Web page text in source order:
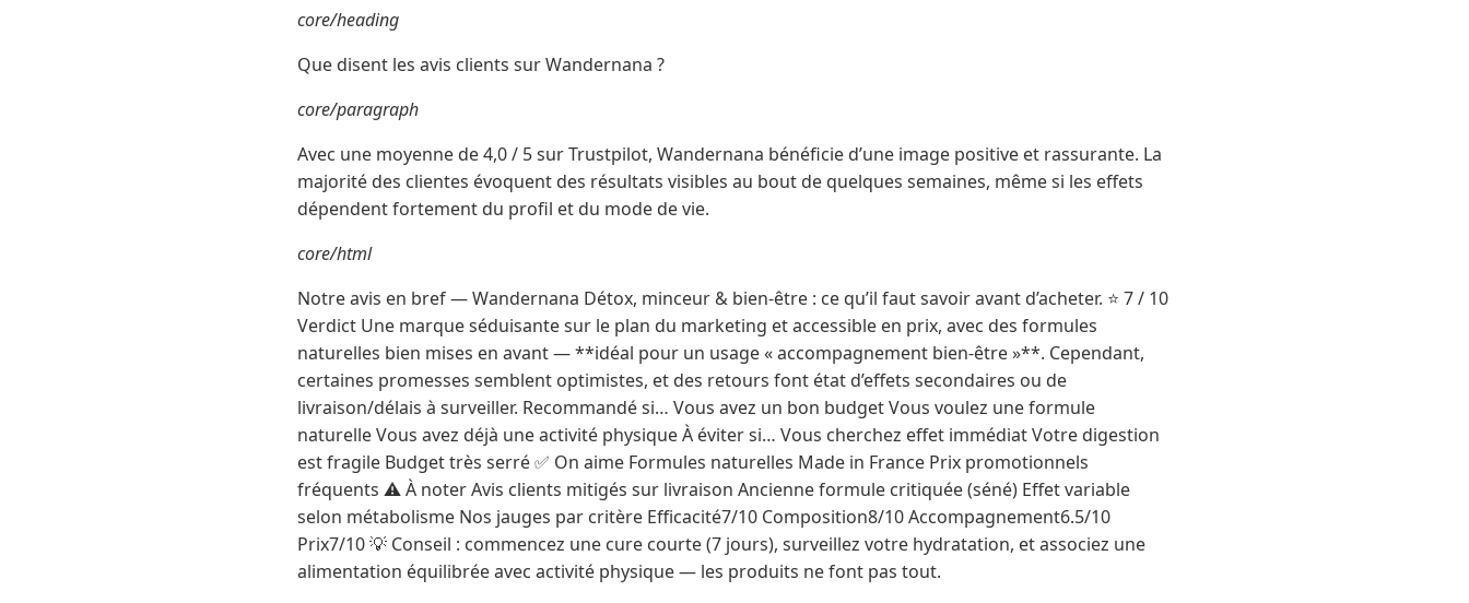
core/heading
Que disent les avis clients sur Wandernana ?
core/paragraph
Avec une moyenne de 4,0 / 5 sur Trustpilot, Wandernana bénéficie d’une image positive et rassurante. La
majorité des clientes évoquent des résultats visibles au bout de quelques semaines, même si les effets
dépendent fortement du profil et du mode de vie.
core/html
Notre avis en bref — Wandernana Détox, minceur & bien-être : ce qu’il faut savoir avant d’acheter. ⭐ 7 / 10
Verdict Une marque séduisante sur le plan du marketing et accessible en prix, avec des formules
naturelles bien mises en avant — **idéal pour un usage « accompagnement bien-être »**. Cependant,
certaines promesses semblent optimistes, et des retours font état d’effets secondaires ou de
livraison/délais à surveiller. Recommandé si… Vous avez un bon budget Vous voulez une formule
naturelle Vous avez déjà une activité physique À éviter si… Vous cherchez effet immédiat Votre digestion
est fragile Budget très serré ✅ On aime Formules naturelles Made in France Prix promotionnels
fréquents ⚠️ À noter Avis clients mitigés sur livraison Ancienne formule critiquée (séné) Effet variable
selon métabolisme Nos jauges par critère Efficacité7/10 Composition8/10 Accompagnement6.5/10
Prix7/10 💡 Conseil : commencez une cure courte (7 jours), surveillez votre hydratation, et associez une
alimentation équilibrée avec activité physique — les produits ne font pas tout.